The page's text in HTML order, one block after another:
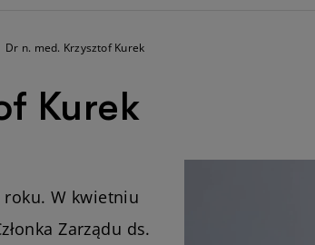
Dr n. med. Krzysztof Kurek
Kurek
roku. W kwietniu
Zarządu ds.